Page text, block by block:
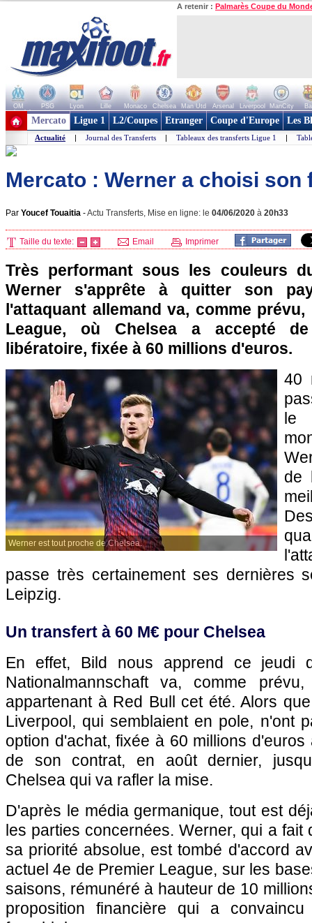
A retenir : Palmarès Coupe du
OM PSG Lyon Lille Monaco Chelsea Man Utd Arsenal Liverpool ManCity
+ de clubs
Mercato Ligue 1 L2/Coupes Etranger Coupe d'Europe Les
Actualité | Journal des Transferts | Tableaux des transferts Ligue 1 |
Mercato : Werner a choisi son
Par Youcef Touaitia -Actu Transferts, Mise en ligne: le 04/06/2020 à 20h33
Taille du texte: Email Imprimer
Très performant sous les couleurs
Werner s'apprête à quitter son
l'attaquant allemand va, comme
League, où Chelsea a accepté
libératoire, fixée à 60 millions d'euros.
Werner est tout proche de Chelsea.
40
le
de
passe très certainement ses dernières
Leipzig.
Un transfert à 60 M€ pour Chelsea
En effet, Bild nous apprend ce jeudi
Nationalmannschaft va, comme
appartenant à Red Bull cet été. Alors
Liverpool, qui semblaient en pole, n'ont
option d'achat, fixée à 60 millions
de son contrat, en août dernier,
Chelsea qui va rafler la mise.
D'après le média germanique, tout est
les parties concernées. Werner, qui a fait
sa priorité absolue, est tombé d'accord
actuel 4e de Premier League, sur les
saisons, rémunéré à hauteur de 10
proposition financière qui a